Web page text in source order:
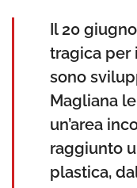
Il 20
tragica per
sono
Magliana
un’area
raggiunto
plastica,